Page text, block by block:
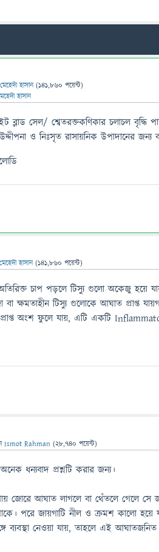
মেহেদী হাসান (141,860 পয়েন্ট)
হাসান
ব্লাড সেল/ শ্বেতরক্তকণিকার চলাচল বৃদ্ধি
ও নিঃসৃত রাসায়নিক উপাদানের
মেহেদী হাসান (141,860 পয়েন্ট)
চাপ পড়লে টিস্যু গুলো অকেজু হয়ে যায়
ক্ষমতাহীন টিস্যু গুলোকে আঘাত প্রাপ্ত
অংশ ফুলে যায়, এটি একটি
Ismot Rahman (28,740 পয়েন্ট)
ধন্যবাদ প্রশ্নটি করার জন্য।
জোরে আঘাত লাগলে বা থেঁতলে গেলে সে
পরে জায়গাটি নীল ও ক্রমশ কালো হয়ে
ব্যবস্থা নেওয়া যায়, তাহলে এই